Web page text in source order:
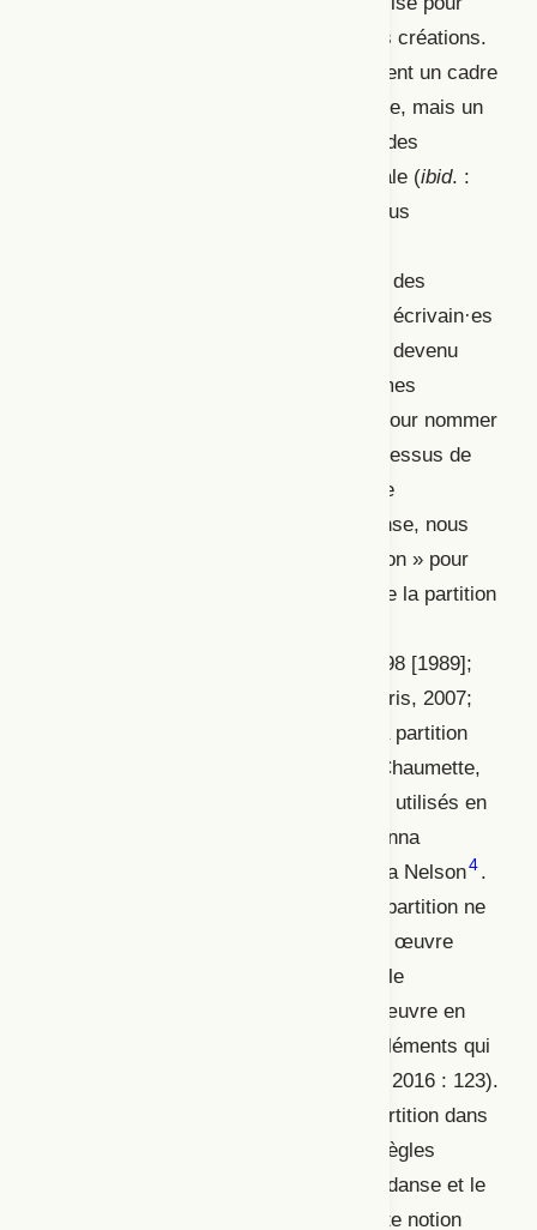
rendre compte du devenir scénique des créations.
Ainsi, la partition ne serait plus seulement un cadre
d’organisation symbolique pour l’écriture, mais un
témoin de l’agencement de l’ensemble des
éléments composant la création théâtrale (ibid. :
78-81). Depuis plusieurs décennies, nous
(Longuenesse, 2020 : 9) dans le travail des
artistes, qu’il·elles soient dramaturges, écrivain·es
ou metteur·es en scène. En effet, il est devenu
commun que ces artistes usent de termes
rattachés à la musique et les utilisent pour nommer
une méthodologie au sein de leurs processus de
création, sans pour autant assumer une
quelconque référence musicale. En danse, nous
retrouvons également le terme « partition » pour
recouvrir un ensemble de possibles : de la partition
chorégraphique (Hutchinson Guest, 1998 [1989];
Challet-Haas, 1999; Hecquet et Prokhoris, 2007;
Mirzabekiantz, 2000; Nadal, 2010), à la partition
interne de l’interprète (Dumont, 2009; Chaumette,
utilisés en
performance par des artistes comme Anna
ou encore Lisa Nelson4 .
Que ce soit en théâtre ou en danse, la partition ne
se référerait donc pas seulement à une œuvre
finie, mais elle concernerait aussi bien le
processus de création en studio que l’œuvre en
construction, permettant la notation d’éléments qui
accompagnent cette création (Sermon, 2016 : 123).
Ainsi, il semblerait que l’usage de la partition dans
les autres disciplines s’émancipe des règles
habituelles de la partition musicale. La danse et le
théâtre, par exemple, s’approprient cette notion